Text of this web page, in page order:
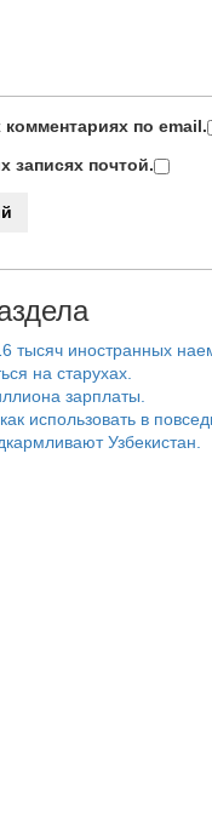
по email.
записях почтой.
тысяч иностранных
на старухах.
зарплаты.
использовать в
Узбекистан.